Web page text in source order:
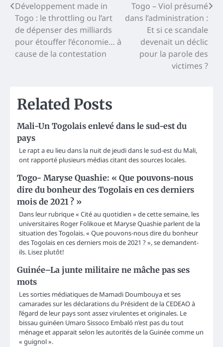
Post
navigation
Développement made in
Togo : le throttling ou l’art
de dépenser des milliards
pour étouffer l’économie… à
cause de la contestation
Togo – Viol présumé
dans l’administration :
Et si ce scandale
devenait un déclic
pour la parole des
victimes ?
Related Posts
Mali-Un Togolais enlevé dans le sud-est du
pays
Le rapt a eu lieu dans la nuit de jeudi dans le sud-est du Mali,
ont rapporté plusieurs médias citant des sources locales.
Togo- Maryse Quashie: « Que pouvons-nous
dire du bonheur des Togolais en ces derniers
mois de 2021 ? »
Dans leur rubrique « Cité au quotidien » de cette semaine, les
universitaires Roger Folikoue et Maryse Quashie parlent de la
situation des Togolais. « Que pouvons-nous dire du bonheur
des Togolais en ces derniers mois de 2021 ? », se demandent-
ils. Lisez plutôt!
Guinée–La junte militaire ne mâche pas ses
mots
Les sorties médiatiques de Mamadi Doumbouya et ses
camarades sur les déclarations du Président de la CEDEAO à
l’égard de leur pays sont assez virulentes et originales. Le
bissau guinéen Umaro Sissoco Embaló n’est pas du tout
ménage et apparait selon les autorités de la Guinée comme un
« guignol ».